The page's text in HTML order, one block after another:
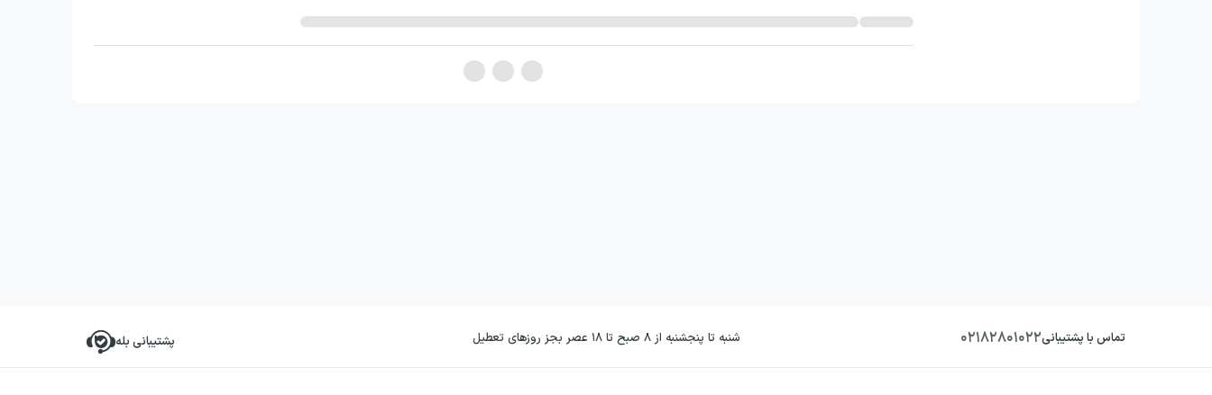
تماس با پشتیبانی۰۲۱۸۲۸۰۱۰۲۲ شنبه تا پنجشنبه از ۸ صبح تا ۱۸ عصر بجز روزهای تعطیل پشتیبانی بله